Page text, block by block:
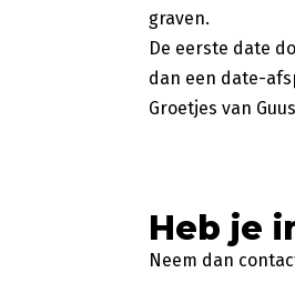
graven.
De eerste date
dan een date-
Groetjes van
Heb je
Neem dan